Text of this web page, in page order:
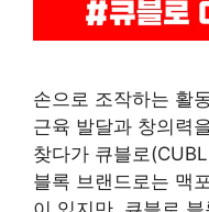
손으로 조작하는 활
근육 발달과 창의력
찾다가 큐블로
블록 브랜드로는 맥